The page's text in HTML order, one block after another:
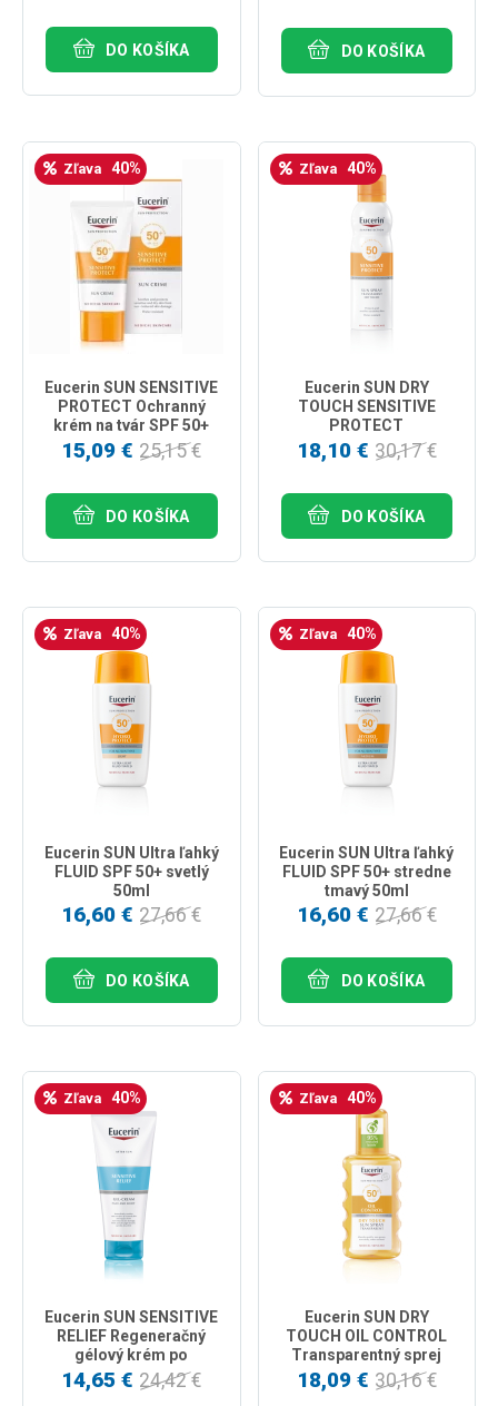
DO KOŠÍKA DO KOŠÍKA
Zľava 40%
Eucerin SUN SENSITIVE
PROTECT Ochranný
krém na tvár SPF 50+
50ml
15,09 € 25,15 €
DO KOŠÍKA
Zľava 40%
Eucerin SUN DRY
TOUCH SENSITIVE
PROTECT
Transparentný sprej
SPF 50+ 200ml
18,10 € 30,17 €
DO KOŠÍKA
Zľava 40%
Eucerin SUN Ultra ľahký
FLUID SPF 50+ svetlý
50ml
16,60 € 27,66 €
DO KOŠÍKA
Zľava 40%
Eucerin SUN Ultra ľahký
FLUID SPF 50+ stredne
tmavý 50ml
16,60 € 27,66 €
DO KOŠÍKA
Zľava 40%
Eucerin SUN SENSITIVE
RELIEF Regeneračný
gélový krém po
opaľovaní 200ml
14,65 € 24,42 €
Zľava 40%
Eucerin SUN DRY
TOUCH OIL CONTROL
Transparentný sprej
SPF 50+ 200ml
18,09 € 30,16 €